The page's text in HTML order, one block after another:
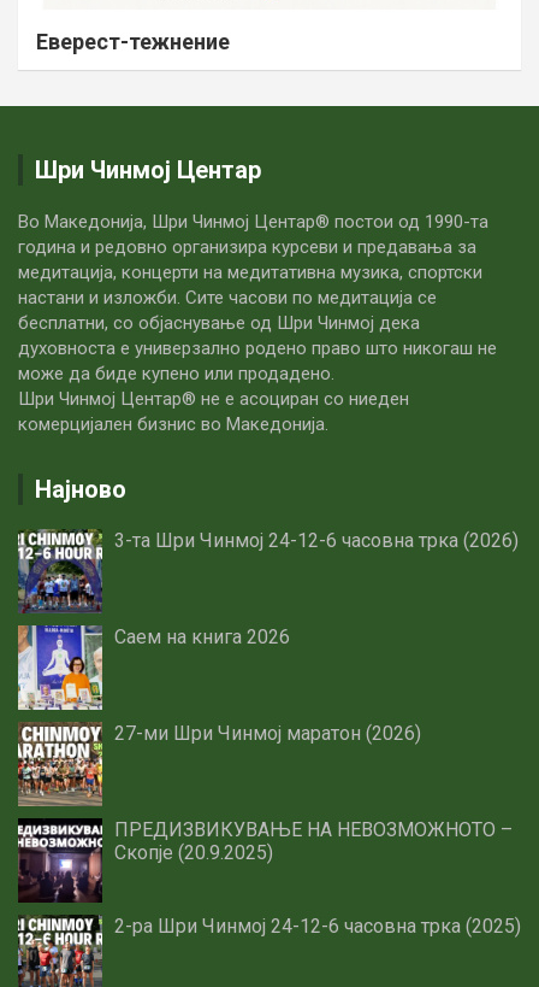
Еверест-тежнение
Шри Чинмој Центар
Во Македонија, Шри Чинмој Центар® постои од 1990-та
година и редовно организира курсеви и предавања за
медитација, концерти на медитативна музика, спортски
настани и изложби. Сите часови по медитацијa се
бесплатни, со објаснување од Шри Чинмој дека
духовноста е универзално родено право што никогаш не
може да биде купено или продадено.
Шри Чинмој Центар® не е асоциран со ниеден
комерцијален бизнис во Македонија.
Најново
3-та Шри Чинмој 24-12-6 часовна трка (2026)
Саем на книга 2026
27-ми Шри Чинмој маратон (2026)
ПРЕДИЗВИКУВАЊЕ НА НЕВОЗМОЖНОТО –
Скопје (20.9.2025)
2-ра Шри Чинмој 24-12-6 часовна трка (2025)